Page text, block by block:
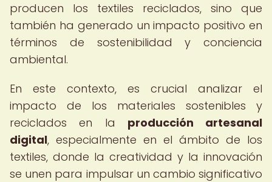
producen los textiles reciclados, sino que
también ha generado un impacto positivo en
términos de sostenibilidad y conciencia
ambiental.
En este contexto, es crucial analizar el
impacto de los materiales sostenibles y
reciclados en la producción artesanal
digital, especialmente en el ámbito de los
textiles, donde la creatividad y la innovación
se unen para impulsar un cambio significativo